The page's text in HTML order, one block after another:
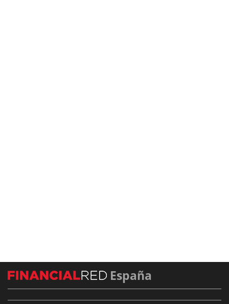
España